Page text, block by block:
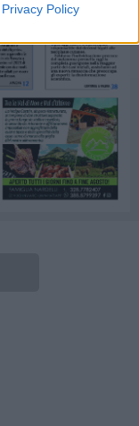
Privacy Policy